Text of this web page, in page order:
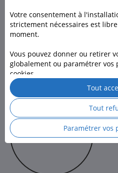
Rendez-vous dans l’une de nos
en visio pour nous rencontrer
Découvrir
Découvrir
Votre consentement à
strictement nécessaires est
moment.
Vous pouvez donner ou retirer
globalement ou paramétrer
cookies.
Pour en savoir plus, consultez la
la
Politique de protection des
Paramétrer vos
Tout
Tout